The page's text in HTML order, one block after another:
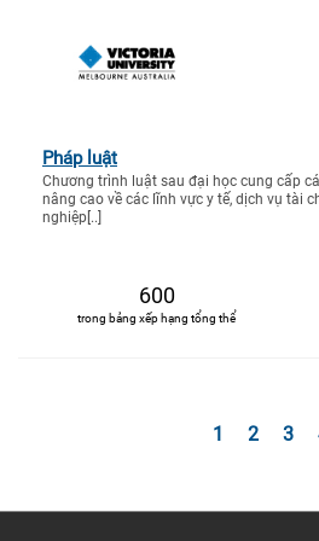
Pháp luật
Chương trình luật sau đại học cung cấp
nâng cao về các lĩnh vực y tế, dịch vụ tài
nghiệp[..]
600
trong bảng xếp hạng tổng thể
1 2 3